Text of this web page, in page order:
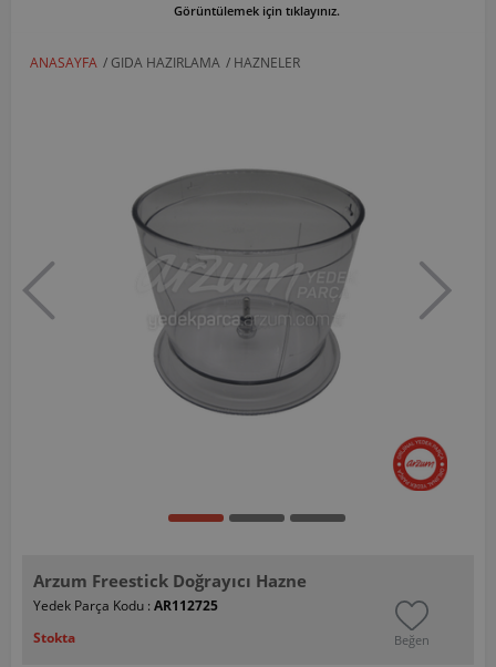
Görüntülemek için tıklayınız.
ANASAYFA / GIDA HAZIRLAMA / HAZNELER
Arzum Freestick Doğrayıcı Hazne
Yedek Parça Kodu : AR112725
Stokta
Beğen